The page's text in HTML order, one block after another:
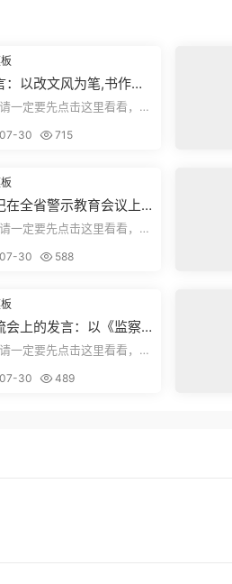
：以改文风为笔,书作风
课”
一定要先点击这里看看，欢
30 715
在全省警示教育会议上
一定要先点击这里看看，欢
30 588
会上的发言：以《监察
例》为纲,推动巡察工作
一定要先点击这里看看，欢
30 489